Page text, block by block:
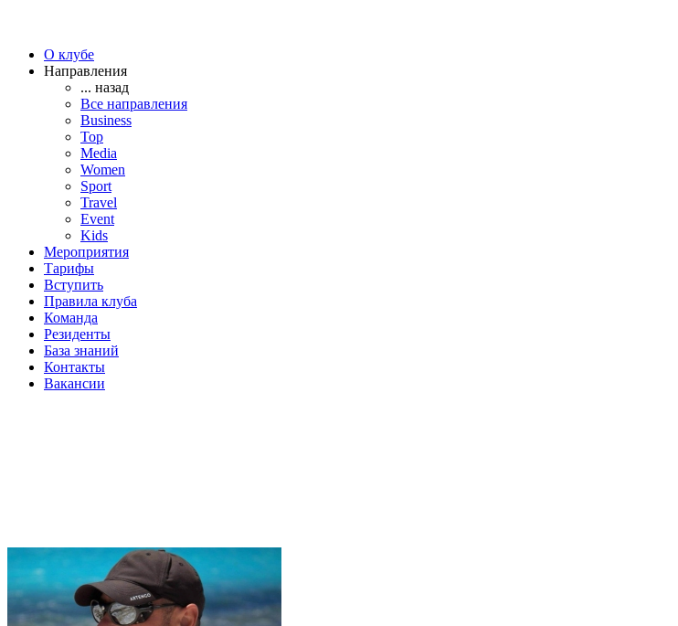
О клубе
Направления
... назад
Все направления
Business
Top
Media
Women
Sport
Travel
Event
Kids
Мероприятия
Тарифы
Вступить
Правила клуба
Команда
Резиденты
База знаний
Контакты
Вакансии